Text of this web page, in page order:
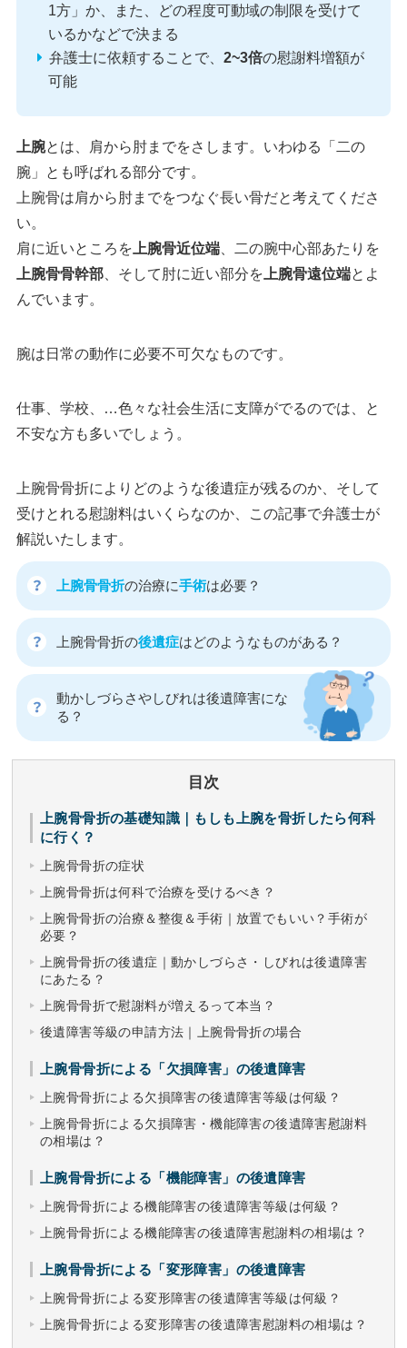
1方」か、また、どの程度可動域の制限を受けて
いるかなどで決まる
弁護士に依頼することで、 2~3倍の慰謝料増額が
可能
上腕とは、肩から肘までをさします。いわゆる「二の
腕」とも呼ばれる部分です。
上腕骨は肩から肘までをつなぐ長い骨だと考えてくださ
い。
肩に近いところを 上腕骨近位端、二の腕中心部あたりを
上腕骨骨幹部、そして肘に近い部分を 上腕骨遠位端とよ
んでいます。
腕は日常の動作に必要不可欠なものです。
仕事、学校、…色々な社会生活に支障がでるのでは、と
不安な方も多いでしょう。
上腕骨骨折によりどのような後遺症が残るのか、そして
受けとれる慰謝料はいくらなのか、この記事で弁護士が
解説いたします。
上腕骨骨折の治療に手術は必要？
上腕骨骨折の後遺症はどのようなものがある？
動かしづらさやしびれは後遺障害にな
る？
目次
上腕骨骨折の基礎知識｜もしも上腕を骨折したら何科
に行く？
上腕骨骨折の症状
上腕骨骨折は何科で治療を受けるべき？
上腕骨骨折の治療＆整復＆手術｜放置でもいい？手術が
必要？
上腕骨骨折の後遺症｜動かしづらさ・しびれは後遺障害
にあたる？
上腕骨骨折で慰謝料が増えるって本当？
後遺障害等級の申請方法｜上腕骨骨折の場合
上腕骨骨折による「欠損障害」の後遺障害
上腕骨骨折による欠損障害の後遺障害等級は何級？
上腕骨骨折による欠損障害・機能障害の後遺障害慰謝料
の相場は？
上腕骨骨折による「機能障害」の後遺障害
上腕骨骨折による機能障害の後遺障害等級は何級？
上腕骨骨折による機能障害の後遺障害慰謝料の相場は？
上腕骨骨折による「変形障害」の後遺障害
上腕骨骨折による変形障害の後遺障害等級は何級？
上腕骨骨折による変形障害の後遺障害慰謝料の相場は？